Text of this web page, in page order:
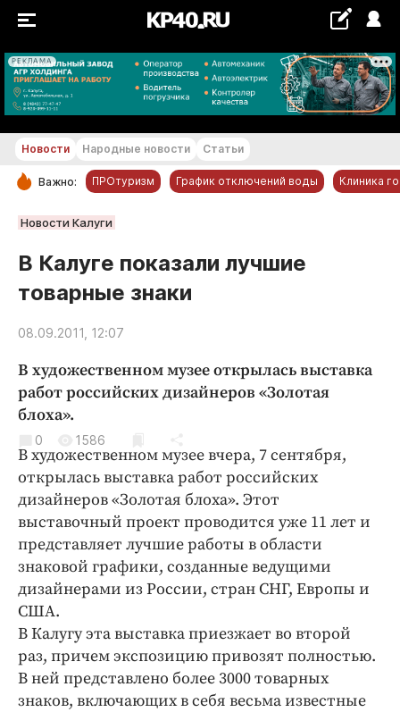
РЕКЛАМА
+22...+23 °С
РУБРИКИ
Новости компаний
Статьи
Народные новости
Благоустройство
Криминал
Культура
Недвижимость и ЖКХ
Образование
Общество
Погода
Праздники
Происшествия
Спорт
Экономика и бизнес
ПРОЕКТЫ
Новости Народные новости Статьи
Важно: ПРОтуризм График отключений воды Клиника
Новости Калуги
В Калуге показали лучшие
товарные знаки
08.09.2011, 12:07
В художественном музее открылась выставка
работ российских дизайнеров «Золотая
блоха».
0 1586
В художественном музее вчера, 7 сентября,
открылась выставка работ российских
дизайнеров «Золотая блоха». Этот
выставочный проект проводится уже 11 лет и
представляет лучшие работы в области
знаковой графики, созданные ведущими
дизайнерами из России, стран СНГ, Европы и
США.
В Калугу эта выставка приезжает во второй
раз, причем экспозицию привозят полностью.
В ней представлено более 3000 товарных
знаков, включающих в себя весьма известные